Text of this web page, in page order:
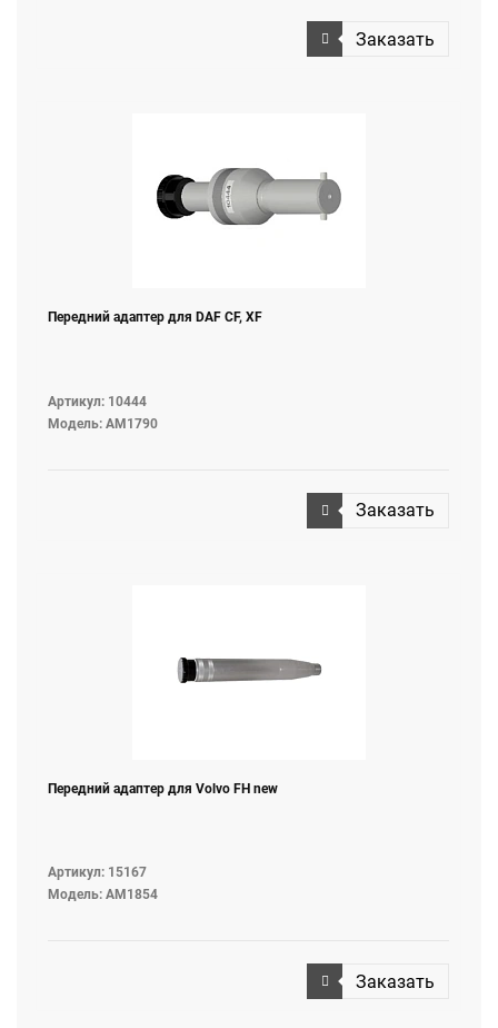
Заказать
Передний адаптер для DAF CF, XF
Артикул: 10444
Модель: AM1790
Заказать
Передний адаптер для Volvo FH new
Артикул: 15167
Модель: AM1854
Заказать